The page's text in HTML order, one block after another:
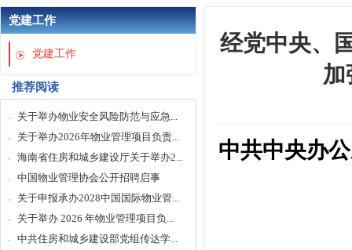
党建工作
党建工作
推荐阅读
关于举办物业安全风险防范与应急...
关于举办2026年物业管理项目负责...
海南省住房和城乡建设厅关于举办2...
中国物业管理协会公开招聘启事
关于申报承办2028中国国际物业管...
关于举办 2026 年物业管理项目负...
中共住房和城乡建设部党组传达学...
经党中央、
加
中共中央办